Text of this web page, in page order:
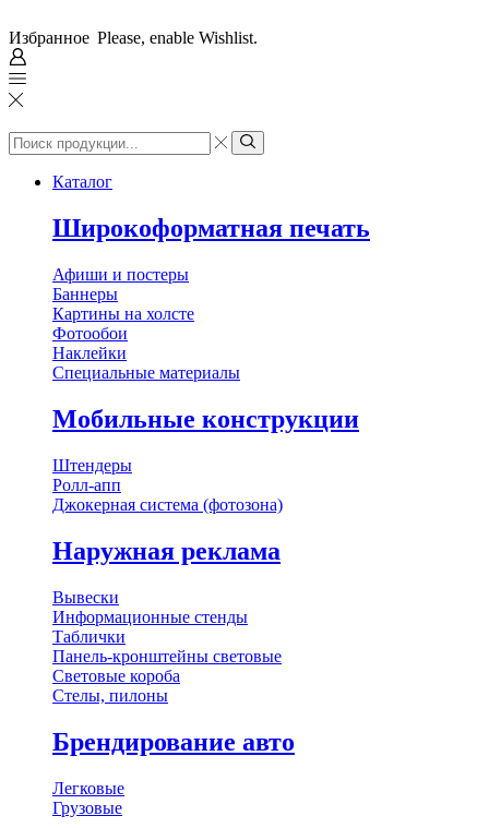
Избранное Please, enable Wishlist.
Search
input
Search
Каталог
Широкоформатная печать
Афиши и постеры
Баннеры
Картины на холсте
Фотообои
Наклейки
Специальные материалы
Мобильные конструкции
Штендеры
Ролл-апп
Джокерная система (фотозона)
Наружная реклама
Вывески
Информационные стенды
Таблички
Панель-кронштейны световые
Световые короба
Стелы, пилоны
Брендирование авто
Легковые
Грузовые